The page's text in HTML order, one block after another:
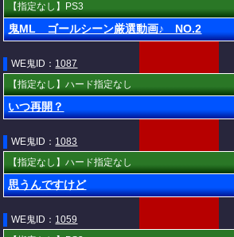
【指定なし】PS3
鬼ML ゴールシーン厳選動画♪ NO.2
WE鬼ID： 1087
【指定なし】ハード指定なし
いつ再開？
WE鬼ID： 1083
【指定なし】ハード指定なし
思うんですけど
WE鬼ID： 1059